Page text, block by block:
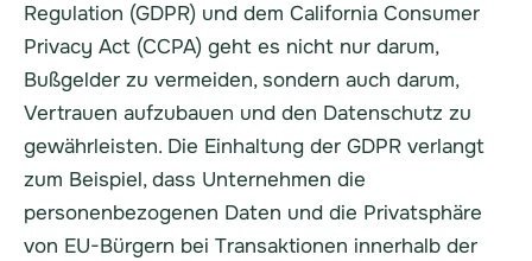
Regulation (GDPR) und dem California Consumer
Privacy Act (CCPA) geht es nicht nur darum,
Bußgelder zu vermeiden, sondern auch darum,
Vertrauen aufzubauen und den Datenschutz zu
gewährleisten. Die Einhaltung der GDPR verlangt
zum Beispiel, dass Unternehmen die
personenbezogenen Daten und die Privatsphäre
von EU-Bürgern bei Transaktionen innerhalb der